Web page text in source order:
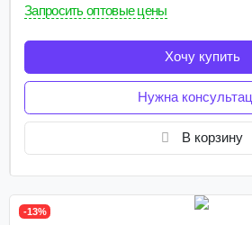
Запросить оптовые цены
Хочу купить
Нужна
В корзину
-13%